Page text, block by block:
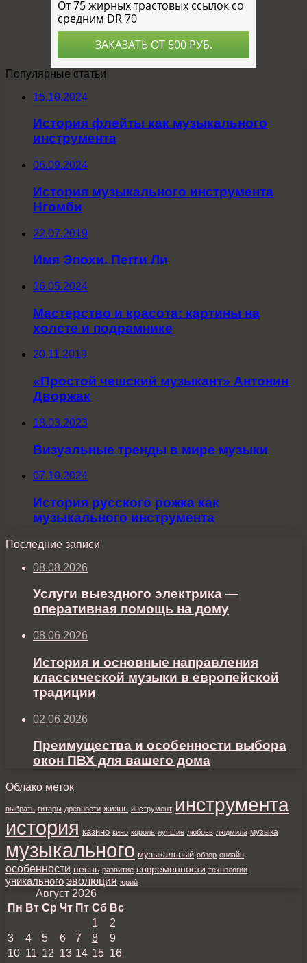
Популярные статьи
15.10.2024
История флейты как музыкального
инструмента
06.09.2024
История музыкального инструмента
Нгомби
22.07.2019
Имя Эпохи. Пегги Ли
16.05.2024
Мастерство и красота: картины на
холсте и подрамнике
20.11.2019
«Простой чешский музыкант» Антонин
Дворжак
18.03.2023
Визуальные тренды в мире музыки
07.10.2024
История русского рожка как
музыкального инструмента
Последние записи
08.08.2026
Услуги выездного электрика —
оперативная помощь на дому
08.06.2026
История и основные направления
классической музыки в европейской
традиции
02.06.2026
Преимущества и особенности выбора
окон ПВХ для вашего дома
Облако меток
выбрать гитары древности жизнь инструмент инструмента
история казино кино король лучшие любовь людмила музыка
музыкального музыкальный обзор онлайн
особенности песнь развитие современности технологии
уникального эволюция юрий
Август 2026
Пн Вт Ср Чт Пт Сб Вс
1
2
3
4 5 6 7 8
9
10 11 12 13 14 15 16